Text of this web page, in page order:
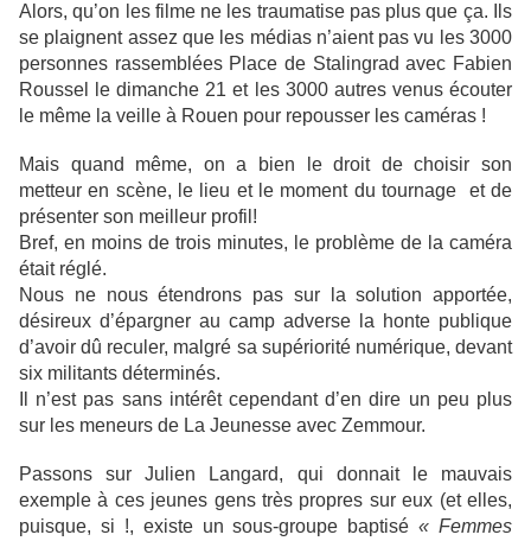
Alors, qu’on les filme ne les traumatise pas plus que ça. Ils
se plaignent assez que les médias n’aient pas vu les 3000
personnes rassemblées Place de Stalingrad avec Fabien
Roussel le dimanche 21 et les 3000 autres venus écouter
le même la veille à Rouen pour repousser les caméras !
Mais quand même, on a bien le droit de choisir son
metteur en scène, le lieu et le moment du tournage et de
présenter son meilleur profil!
Bref, en moins de trois minutes, le problème de la caméra
était réglé.
Nous ne nous étendrons pas sur la solution apportée,
désireux d’épargner au camp adverse la honte publique
d’avoir dû reculer, malgré sa supériorité numérique, devant
six militants déterminés.
Il n’est pas sans intérêt cependant d’en dire un peu plus
sur les meneurs de La Jeunesse avec Zemmour.
Passons sur Julien Langard, qui donnait le mauvais
exemple à ces jeunes gens très propres sur eux (et elles,
puisque, si !, existe un sous-groupe baptisé« Femmes